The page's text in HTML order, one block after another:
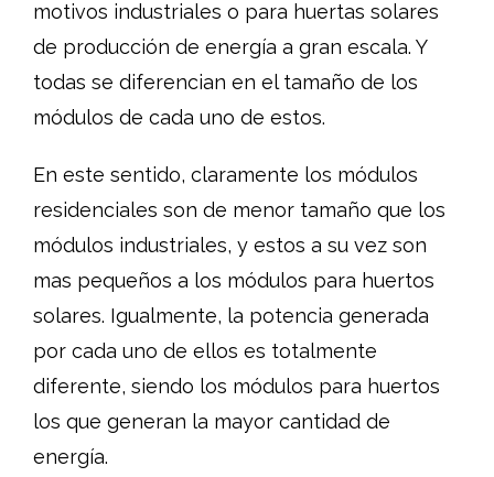
motivos industriales o para huertas solares
de producción de energía a gran escala. Y
todas se diferencian en el tamaño de los
módulos de cada uno de estos.
En este sentido, claramente los módulos
residenciales son de menor tamaño que los
módulos industriales, y estos a su vez son
mas pequeños a los módulos para huertos
solares. Igualmente, la potencia generada
por cada uno de ellos es totalmente
diferente, siendo los módulos para huertos
los que generan la mayor cantidad de
energía.